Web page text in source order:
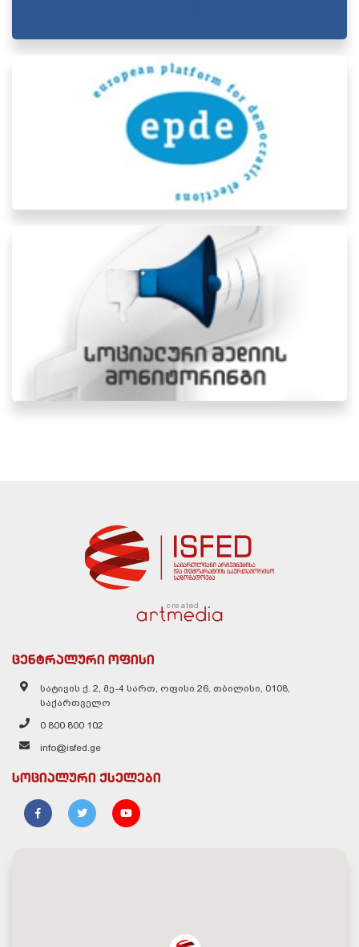
created
ცენტრალური ოფისი
სატივის ქ. 2, მე-4 სართ, ოფისი 26, თბილისი, 0108,
საქართველო
0 800 800 102
info@isfed.ge
სოციალური ქსელები